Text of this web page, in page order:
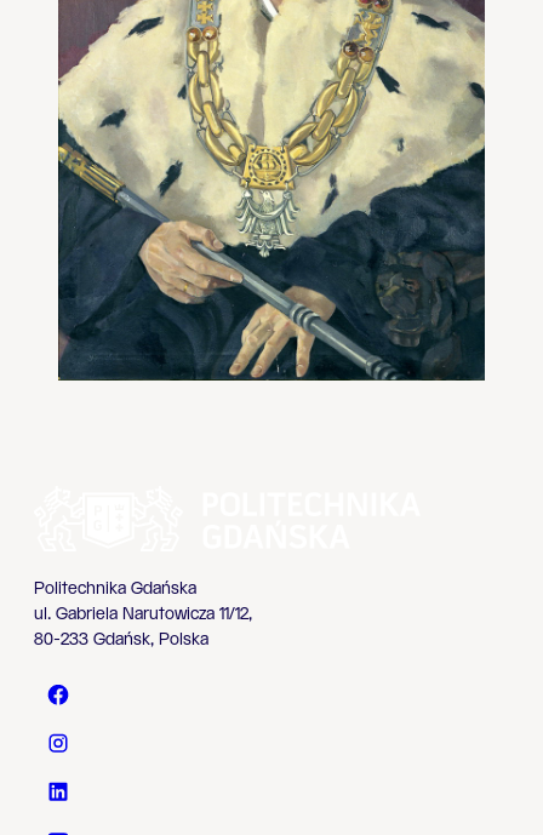
Politechnika Gdańska
ul. Gabriela Narutowicza 11/12,
80-233 Gdańsk, Polska
Politechnika Gdańska - Facebook
Politechnika Gdańska - Instagram
Politechnika Gdańska - LinkedIn